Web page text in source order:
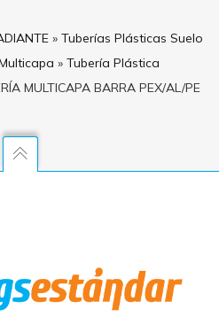
» Tuberías Plásticas Suelo
» Tubería Plástica
MULTICAPA BARRA PEX/AL/PE